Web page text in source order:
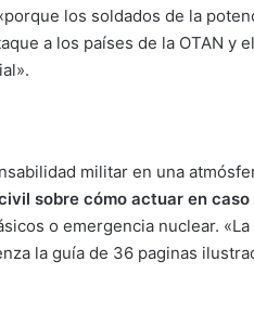
los soldados de la
a los países de la OTAN y
militar en una
sobre cómo actuar en
o emergencia nuclear.
la guía de 36 paginas